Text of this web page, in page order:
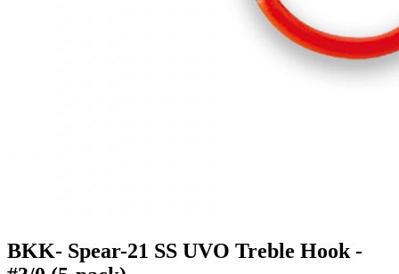
BKK- Spear-21 SS UVO Treble Hook -